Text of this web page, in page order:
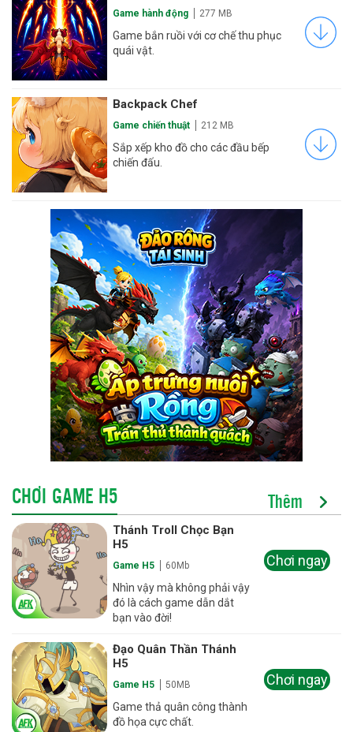
Game hành động 277 MB
Game bắn ruồi với cơ chế thu phục
quái vật.
Backpack Chef
Game chiến thuật 212 MB
Sắp xếp kho đồ cho các đầu bếp
chiến đấu.
CHƠI GAME H5 Thêm
Thánh Troll Chọc Bạn
H5
Game H5 60Mb
Nhìn vậy mà không phải vậy
đó là cách game dẫn dắt
bạn vào đời!
Chơi ngay
Đạo Quân Thần Thánh
H5
Game H5 50MB
Game thả quân công thành
đồ họa cực chất.
Chơi ngay